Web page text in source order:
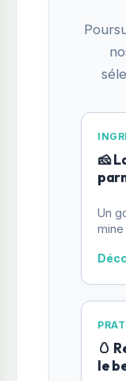
🧀
Un
mine
🥚
le